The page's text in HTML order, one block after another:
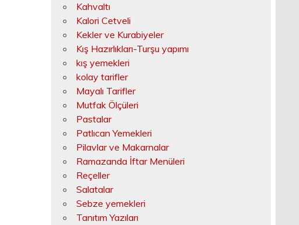
Kahvaltı
Kalori Cetveli
Kekler ve Kurabiyeler
Kış Hazırlıkları-Turşu yapımı
kış yemekleri
kolay tarifler
Mayalı Tarifler
Mutfak Ölçüleri
Pastalar
Patlıcan Yemekleri
Pilavlar ve Makarnalar
Ramazanda İftar Menüleri
Reçeller
Salatalar
Sebze yemekleri
Tanıtım Yazıları